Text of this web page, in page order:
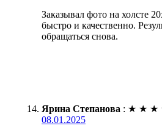
Заказывал фото на холсте
быстро и качественно.
обращаться снова.
Ярина Степанова : ★ ★ ★
08.01.2025